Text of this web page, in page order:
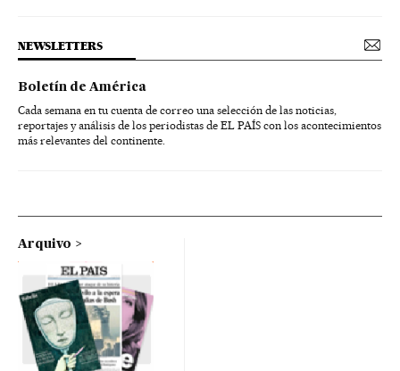
NEWSLETTERS
Boletín de América
Cada semana en tu cuenta de correo una selección de las noticias,
reportajes y análisis de los periodistas de EL PAÍS con los acontecimientos
más relevantes del continente.
Arquivo